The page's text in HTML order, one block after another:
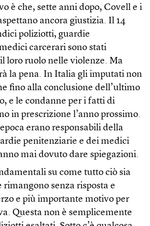
è che, sette anni dopo, Covell e i
ancora giustizia. Il 14
poliziotti, guardie
carcerari sono stati
loro ruolo nelle violenze. Ma
la pena. In Italia gli imputati non
fino alla conclusione dell’ultimo
e le condanne per i fatti di
in prescrizione l’anno prossimo.
erano responsabili della
penitenziarie e dei medici
mai dovuto dare spiegazioni.
su come tutto ciò sia
rimangono senza risposta e
e più importante motivo per
Questa non è semplicemente